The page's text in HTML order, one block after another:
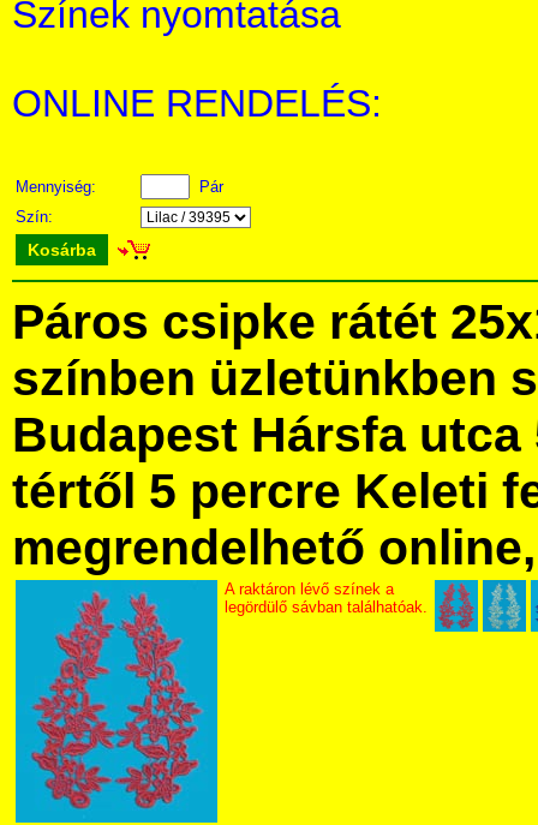
Színek nyomtatása
ONLINE RENDELÉS:
Mennyiség:
Pár
Szín:
Kosárba
Páros csipke rátét
színben üzletünkben
Budapest Hársfa utca
tértől 5 percre Keleti
megrendelhető
A raktáron lévő színek a
legördülő sávban találhatóak.